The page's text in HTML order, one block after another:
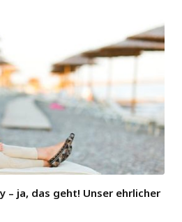
– ja, das geht! Unser ehrlicher